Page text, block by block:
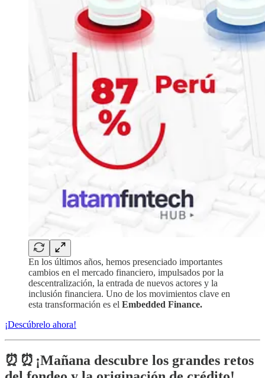
En los últimos años, hemos presenciado importantes
cambios en el mercado financiero, impulsados por la
descentralización, la entrada de nuevos actores y la
inclusión financiera. Uno de los movimientos clave en
esta transformación es el Embedded Finance.
¡Descúbrelo ahora!
⏰ ⏰ ¡Mañana descubre los grandes retos